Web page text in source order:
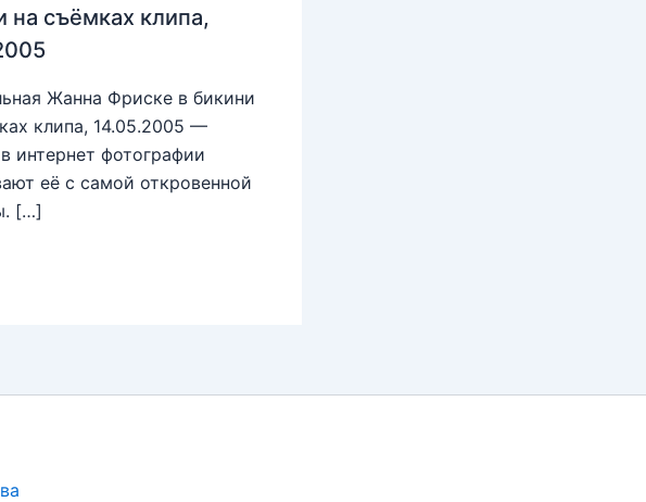
на съёмках клипа,
Жанна Фриске в бикини
клипа, 14.05.2005 —
интернет фотографии
её с самой откровенной
[…]